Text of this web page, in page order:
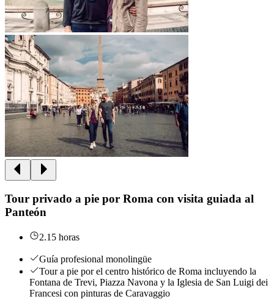
Tour privado a pie por Roma con visita guiada al
Panteón
2.15 horas
Guía profesional monolingüe
Tour a pie por el centro histórico de Roma incluyendo la
Fontana de Trevi, Piazza Navona y la Iglesia de San Luigi dei
Francesi con pinturas de Caravaggio